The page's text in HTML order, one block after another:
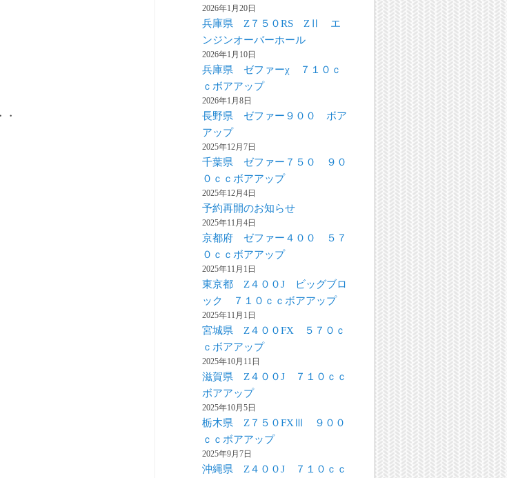
2026年1月20日
兵庫県 Z７５０RS ZⅡ エ
ンジンオーバーホール
2026年1月10日
兵庫県 ゼファーχ ７１０ｃ
ｃボアアップ
2026年1月8日
長野県 ゼファー９００ ボア
アップ
2025年12月7日
千葉県 ゼファー７５０ ９０
０ｃｃボアアップ
2025年12月4日
予約再開のお知らせ
2025年11月4日
京都府 ゼファー４００ ５７
０ｃｃボアアップ
2025年11月1日
東京都 Z４００J ビッグブロ
ック ７１０ｃｃボアアップ
2025年11月1日
宮城県 Z４００FX ５７０ｃ
ｃボアアップ
2025年10月11日
滋賀県 Z４００J ７１０ｃｃ
ボアアップ
2025年10月5日
栃木県 Z７５０FXⅢ ９００
ｃｃボアアップ
2025年9月7日
沖縄県 Z４００J ７１０ｃｃ